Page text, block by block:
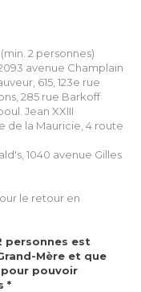
2 personnes)
avenue Champlain
615, 123e rue
285 rue Barkoff
Jean XXIII
de la Mauricie, 4 route
1040 avenue Gilles
le retour en
personnes est
Mère et que
pouvoir
*